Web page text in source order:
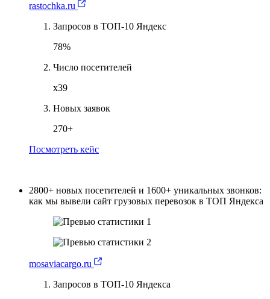
rastochka.ru
Запросов в ТОП-10 Яндекс
78%
Число посетителей
х39
Новых заявок
270+
Посмотреть кейс
2800+ новых посетителей и 1600+ уникальных звонков:
как мы вывели сайт грузовых перевозок в ТОП Яндекса
mosaviacargo.ru
Запросов в ТОП-10 Яндекса